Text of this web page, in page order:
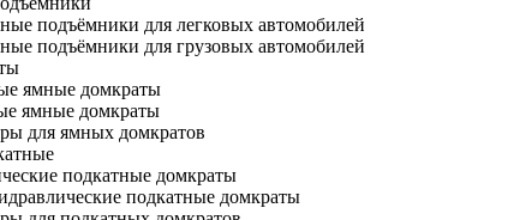
подъёмники для легковых автомобилей
подъёмники для грузовых автомобилей
ямные домкраты
ямные домкраты
для ямных домкратов
подкатные домкраты
подкатные домкраты